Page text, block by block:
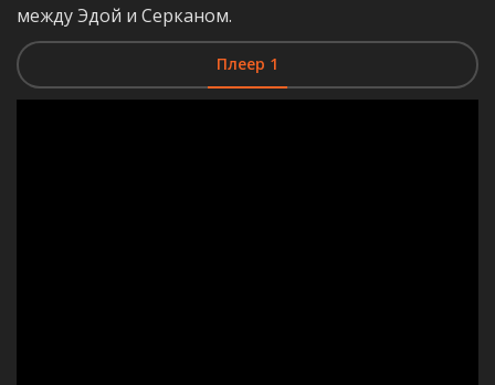
между Эдой и Серканом.
Плеер 1